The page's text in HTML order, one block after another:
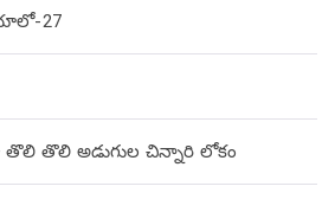
27
తొలి అడుగుల చిన్నారి లోకం